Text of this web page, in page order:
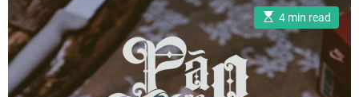
E
s
t
m
a
4 min read